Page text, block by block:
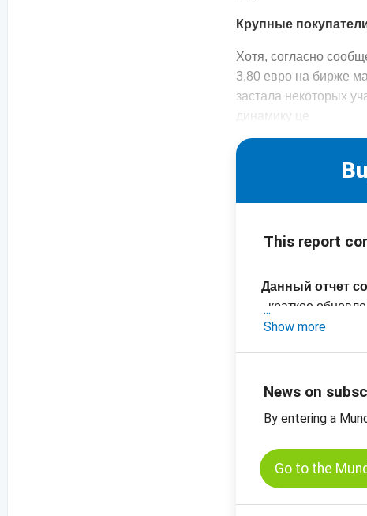
Крупные
Хотя, согласно
3,80 евро на бирже
застала некоторых
динамику це
This report
Данный отчет
- краткое
- последние
-
Show more
News on
By entering a
Go to the